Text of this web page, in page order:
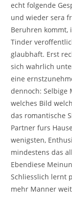
echt folgende
und wieder sera
Beruhren kommt,
Tinder
glaubhaft. Erst
sich wahrlich
eine
dennoch: Selbige
welches Bild
das romantische
Partner furs
wenigsten,
mindestens das
Ebendiese
Schliesslich lernt
mehr Manner